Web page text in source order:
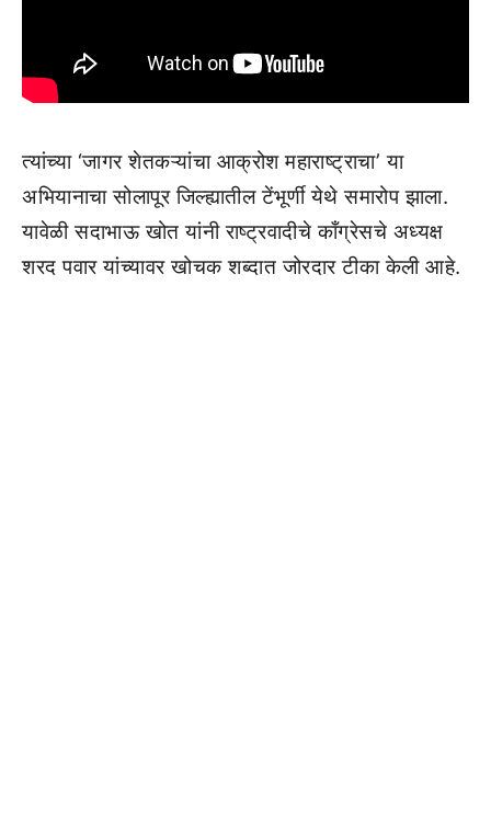
त्यांच्या ‘जागर शेतकऱ्यांचा आक्रोश महाराष्ट्राचा’ या
अभियानाचा सोलापूर जिल्ह्यातील टेंभूर्णी येथे समारोप झाला.
यावेळी सदाभाऊ खोत यांनी राष्ट्रवादीचे काँग्रेसचे अध्यक्ष
शरद पवार यांच्यावर खोचक शब्दात जोरदार टीका केली आहे.